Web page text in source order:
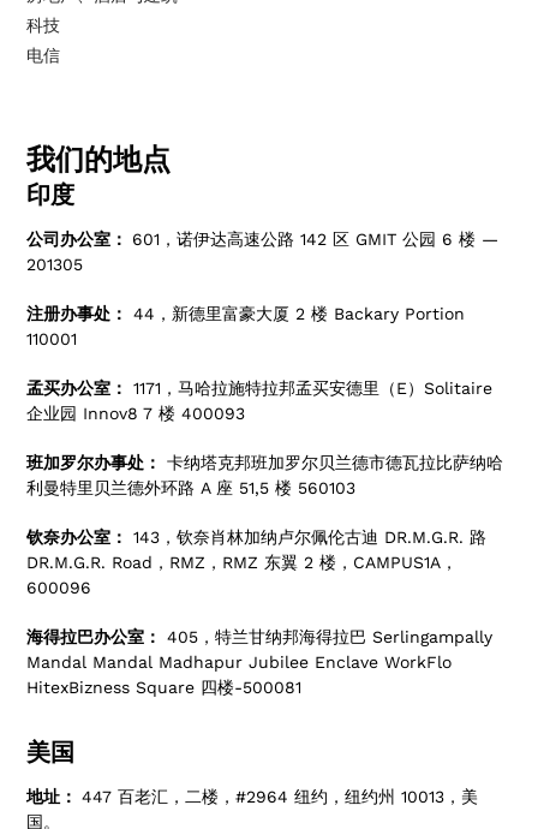
科技
电信
我们的地点
印度
公司办公室： 601，诺伊达高速公路 142 区 GMIT 公园 6 楼 —
201305
注册办事处：
44，新德里富豪大厦 2 楼 Backary Portion
110001
孟买办公室：
1171，马哈拉施特拉邦孟买安德里（E）Solitaire
企业园 Innov8 7 楼 400093
班加罗尔办事处：
卡纳塔克邦班加罗尔贝兰德市德瓦拉比萨纳哈
利曼特里贝兰德外环路 A 座 51,5 楼 560103
钦奈办公室：
143，钦奈肖林加纳卢尔佩伦古迪 DR.M.G.R. 路
DR.M.G.R. Road，RMZ，RMZ 东翼 2 楼，CAMPUS1A，
600096
海得拉巴办公室：
405，特兰甘纳邦海得拉巴 Serlingampally
Mandal Mandal Madhapur Jubilee Enclave WorkFlo
HitexBizness Square 四楼-500081
美国
地址：447 百老汇，二楼，#2964 纽约，纽约州 10013，美
国。